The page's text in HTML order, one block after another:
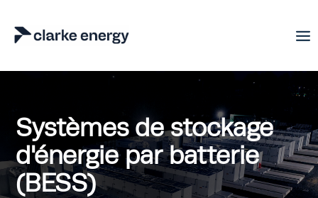
Systèmes de stockage
d'énergie par batterie
(BESS)